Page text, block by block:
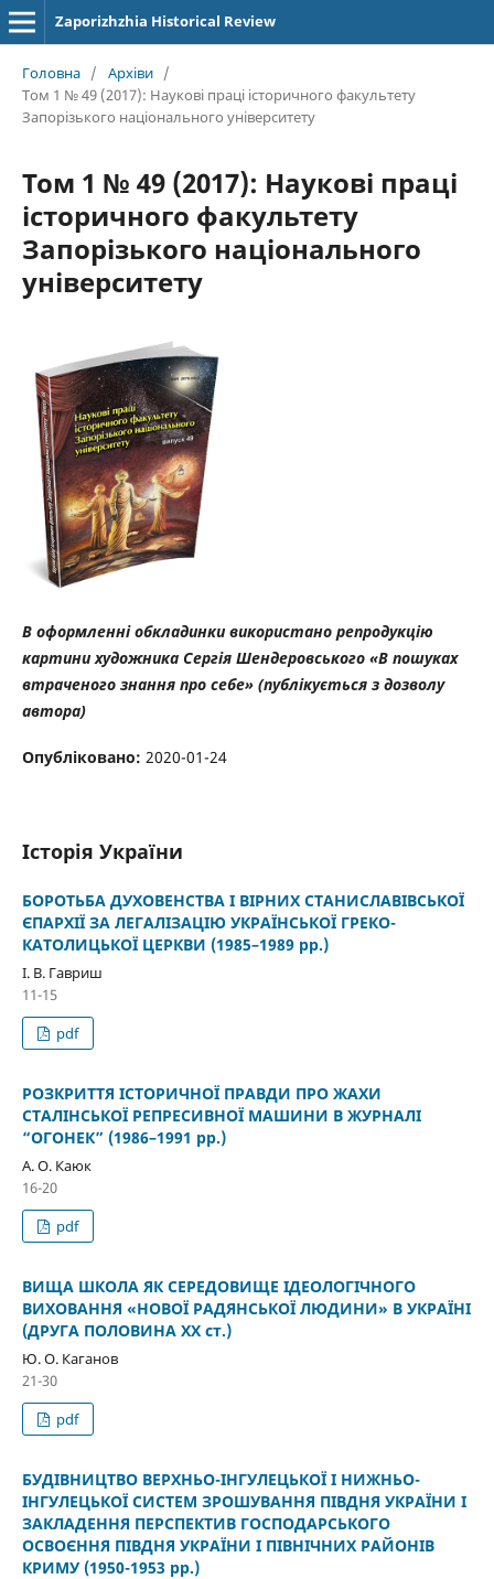
Zaporizhzhia Historical Review
Головна / Архіви /
Том 1 № 49 (2017): Наукові праці історичного факультету
Запорізького національного університету
Том 1 № 49 (2017): Наукові праці
історичного факультету
Запорізького національного
університету
В оформленні обкладинки використано репродукцію
картини художника Сергія Шендеровського «В пошуках
втраченого знання про себе» (публікується з дозволу
автора)
Опубліковано: 2020-01-24
Історія України
БОРОТЬБА ДУХОВЕНСТВА І ВІРНИХ СТАНИСЛАВІВСЬКОЇ
ЄПАРХІЇ ЗА ЛЕГАЛІЗАЦІЮ УКРАЇНСЬКОЇ ГРЕКО-
КАТОЛИЦЬКОЇ ЦЕРКВИ (1985–1989 рр.)
І. В. Гавриш
11-15
pdf
РОЗКРИТТЯ ІСТОРИЧНОЇ ПРАВДИ ПРО ЖАХИ
СТАЛІНСЬКОЇ РЕПРЕСИВНОЇ МАШИНИ В ЖУРНАЛІ
“ОГОНЕК” (1986–1991 рр.)
А. О. Каюк
16-20
pdf
ВИЩА ШКОЛА ЯК СЕРЕДОВИЩЕ ІДЕОЛОГІЧНОГО
ВИХОВАННЯ «НОВОЇ РАДЯНСЬКОЇ ЛЮДИНИ» В УКРАЇНІ
(ДРУГА ПОЛОВИНА XX ст.)
Ю. О. Каганов
21-30
pdf
БУДІВНИЦТВО ВЕРХНЬО-ІНГУЛЕЦЬКОЇ І НИЖНЬО-
ІНГУЛЕЦЬКОЇ СИСТЕМ ЗРОШУВАННЯ ПІВДНЯ УКРАЇНИ І
ЗАКЛАДЕННЯ ПЕРСПЕКТИВ ГОСПОДАРСЬКОГО
ОСВОЄННЯ ПІВДНЯ УКРАЇНИ І ПІВНІЧНИХ РАЙОНІВ
КРИМУ (1950-1953 рр.)